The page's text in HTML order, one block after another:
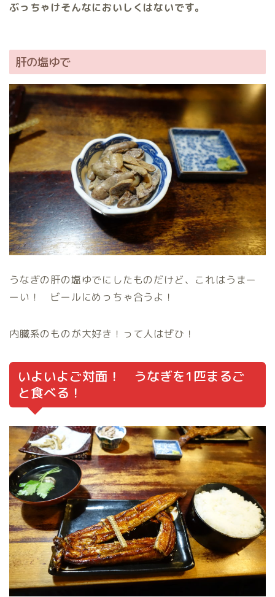
ぶっちゃけそんなにおいしくはないです。
肝の塩ゆで
うなぎの肝の塩ゆでにしたものだけど、これはうまー
ーい！ ビールにめっちゃ合うよ！
内臓系のものが大好き！って人はぜひ！
いよいよご対面！ うなぎを1匹まるご
と食べる！